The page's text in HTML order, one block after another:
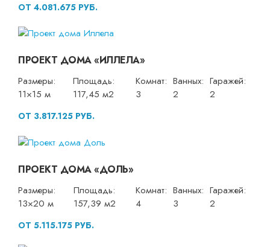
ОТ 4.081.675 РУБ.
ПРОЕКТ ДОМА «ИЛЛЕЛА»
Размеры:
11×15 м
Площадь:
117,45 м2
Комнат:
3
Ванных:
2
Гаражей:
2
ОТ 3.817.125 РУБ.
ПРОЕКТ ДОМА «ДОЛЬ»
Размеры:
13×20 м
Площадь:
157,39 м2
Комнат:
4
Ванных:
3
Гаражей:
2
ОТ 5.115.175 РУБ.